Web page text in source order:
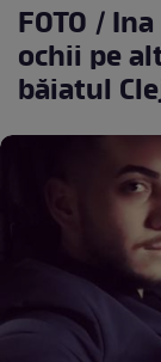
FOTO /
ochii pe
băiatul